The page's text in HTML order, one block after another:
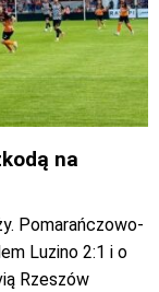
na
Pomarańczowo-
Luzino 2:1 i o
Rzeszów